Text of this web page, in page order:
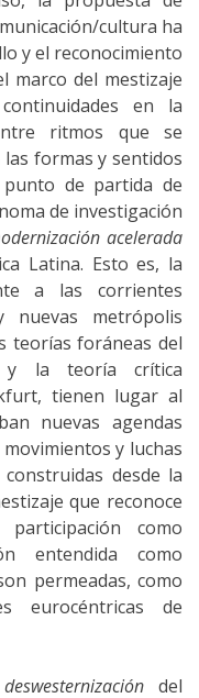
cultura ha
y el reconocimiento
marco del mestizaje
en la
ritmos que se
formas y sentidos
de partida de
de investigación
acelerada
Latina. Esto es, la
a las corrientes
metrópolis
teorías foráneas del
y la teoría crítica
tienen lugar al
nuevas agendas
y luchas
desde la
que reconoce
como
entendida como
permeadas, como
eurocéntricas de
deswesternizacióndel